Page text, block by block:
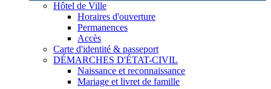
Hôtel de Ville
Horaires d'ouverture
Permanences
Accès
Carte d'identité & passeport
DÉMARCHES D'ÉTAT-CIVIL
Naissance et reconnaissance
Mariage et livret de famille